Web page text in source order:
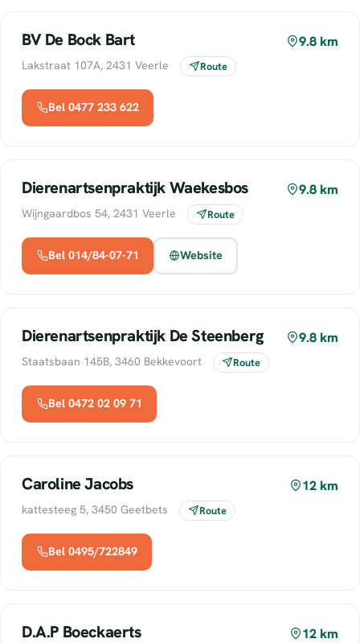
BV De Bock Bart 9.8 km
Lakstraat 107A, 2431 Veerle Route
Bel 0477 233 622
Dierenartsenpraktijk Waekesbos 9.8 km
Wijngaardbos 54, 2431 Veerle Route
Bel 014/84-07-71 Website
Dierenartsenpraktijk De Steenberg 9.8 km
Staatsbaan 145B, 3460 Bekkevoort Route
Bel 0472 02 09 71
Caroline Jacobs 12 km
kattesteeg 5, 3450 Geetbets Route
Bel 0495/722849
D.A.P Boeckaerts 12 km